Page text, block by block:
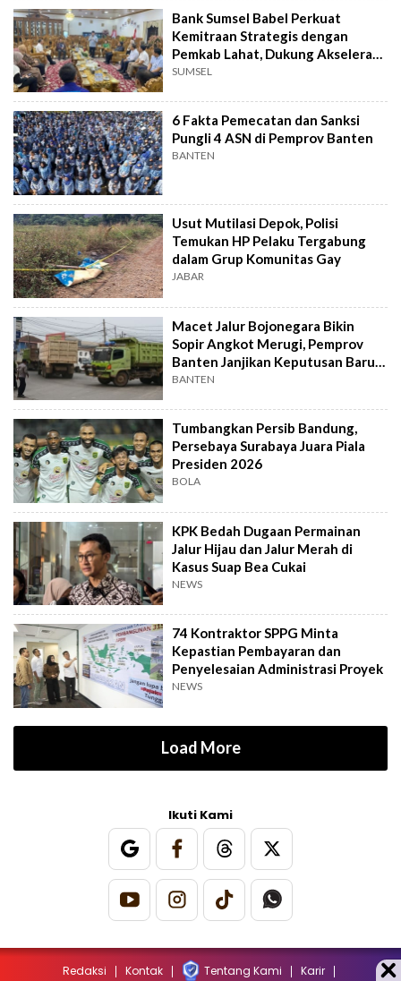
Bank Sumsel Babel Perkuat
Kemitraan Strategis dengan
Pemkab Lahat, Dukung Akselerasi
Ekonomi Daerah
SUMSEL
6 Fakta Pemecatan dan Sanksi
Pungli 4 ASN di Pemprov Banten
BANTEN
Usut Mutilasi Depok, Polisi
Temukan HP Pelaku Tergabung
dalam Grup Komunitas Gay
JABAR
Macet Jalur Bojonegara Bikin
Sopir Angkot Merugi, Pemprov
Banten Janjikan Keputusan Baru 4
Hari Lagi
BANTEN
Tumbangkan Persib Bandung,
Persebaya Surabaya Juara Piala
Presiden 2026
BOLA
KPK Bedah Dugaan Permainan
Jalur Hijau dan Jalur Merah di
Kasus Suap Bea Cukai
NEWS
74 Kontraktor SPPG Minta
Kepastian Pembayaran dan
Penyelesaian Administrasi Proyek
NEWS
Load More
Ikuti Kami
Redaksi Kontak Tentang Kami Karir